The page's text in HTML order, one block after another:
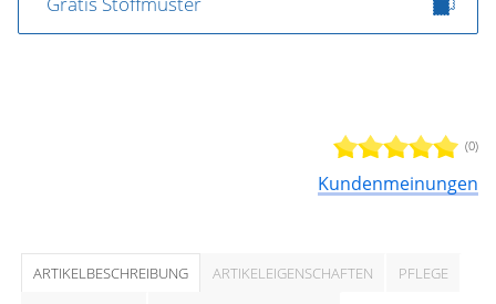
(0)
Kundenmeinungen
ARTIKELBESCHREIBUNG ARTIKELEIGENSCHAFTEN
PFLEGE